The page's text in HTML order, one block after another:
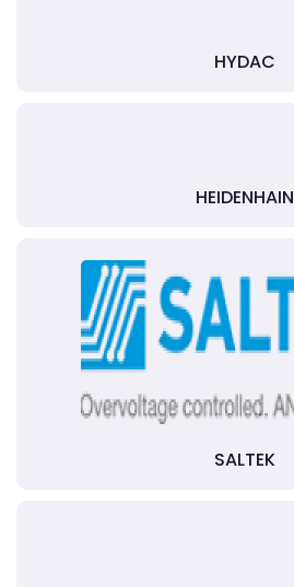
HYDAC
HEIDENHAIN
SALTEK